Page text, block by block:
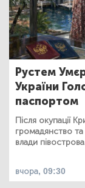
Рустем
України
паспортом
Після окупації
громадянство
влади
вчора, 09:30